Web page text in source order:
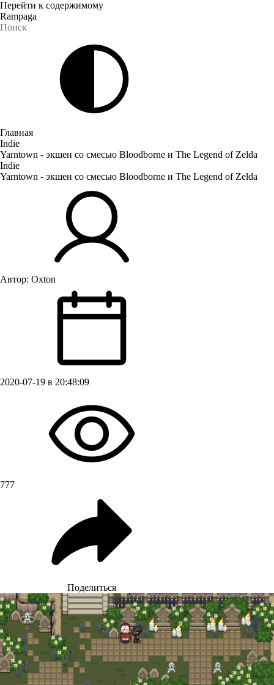
Перейти к содержимому
Rampaga
Главная
Indie
Yarntown - экшен со смесью Bloodborne и The Legend of Zelda
Indie
Yarntown - экшен со смесью Bloodborne и The Legend of Zelda
Автор: Oxton
2020-07-19 в 20:48:09
777
Поделиться